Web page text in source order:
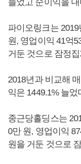
늘었고 순이익을
파이오링크는
원, 영업이익 41억
거둔 것으로 잠정
2018년과 비교해
익은 1449.1% 늘었
종근당홀딩스는
0만 원, 영업이익
원을 거둔 것으로